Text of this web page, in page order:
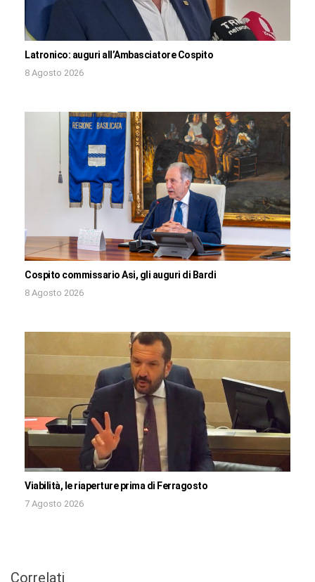
Latronico: auguri all’Ambasciatore Cospito
8 Agosto 2026
Cospito commissario Asi, gli auguri di Bardi
8 Agosto 2026
Viabilità, le riaperture prima di Ferragosto
7 Agosto 2026
Correlati